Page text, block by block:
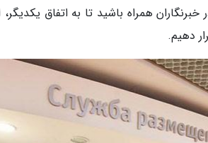
همراه باشید تا به اتفاق
دهیم.